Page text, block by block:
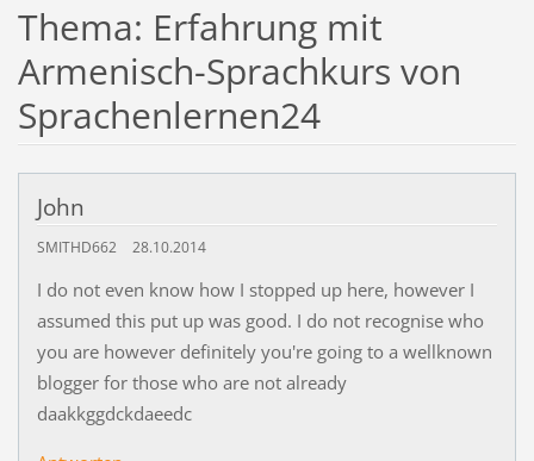
Thema: Erfahrung mit
Armenisch-Sprachkurs von
Sprachenlernen24
John
SMITHD662 28.10.2014
I do not even know how I stopped up here, however I
assumed this put up was good. I do not recognise who
you are however definitely you're going to a wellknown
blogger for those who are not already
daakkggdckdaeedc